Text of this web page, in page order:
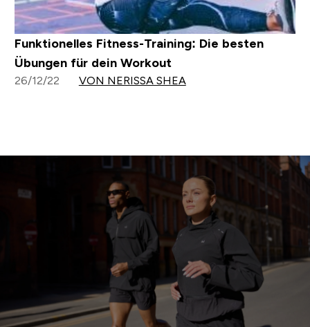
Funktionelles Fitness-Training: Die besten
Übungen für dein Workout
26/12/22 VON NERISSA SHEA